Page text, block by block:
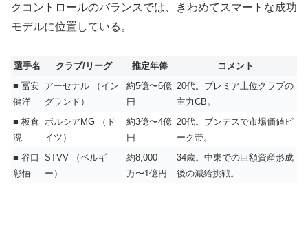
クコントロールのバランスでは、きわめてスマートな成功
モデルに位置している。
選手名 クラブ/リーグ 推定年俸
コメント
■ 冨安
健洋
アーセナル
（イン
グランド）
約5億〜6億
円
20代。プレミア上位クラブの
主力CB。
■ 板倉
滉
ボルシアMG
（ド
イツ）
約3億〜4億
円
20代。ブンデスで市場価値ピ
ーク帯。
■ 谷口
彰悟
STVV
（ベルギ
ー）
約8,000
万〜1億円
34歳。中東での巨額資産形成
後の減給挑戦。